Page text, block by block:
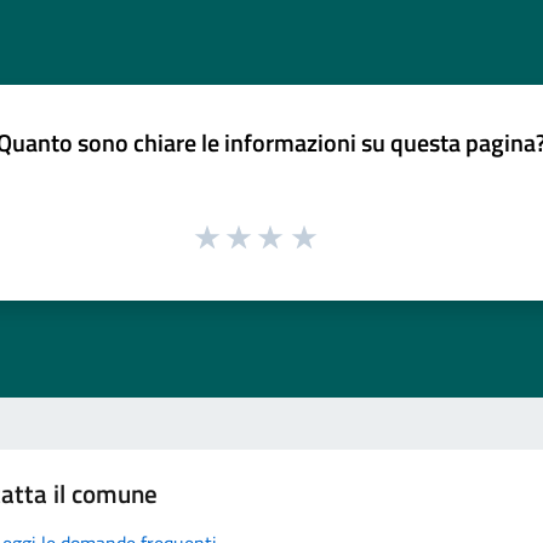
sono chiare le informazioni su questa
il comune